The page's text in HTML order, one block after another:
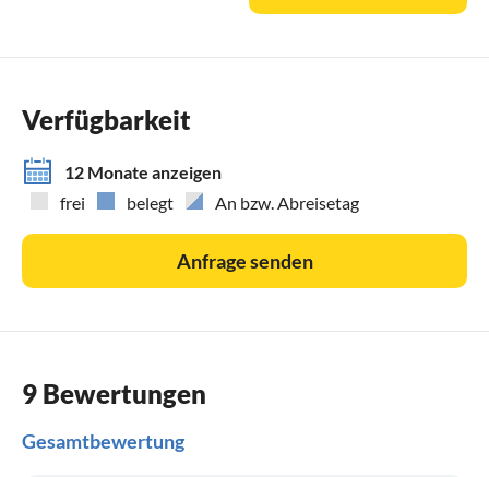
Verfügbarkeit
12 Monate anzeigen
frei
belegt An bzw. Abreisetag
Anfrage senden
9 Bewertungen
Gesamtbewertung